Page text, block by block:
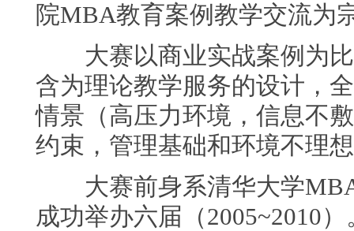
院MBA教育案例教学交流为
大赛以商业实战案例为比
含为理论教学服务的设计，
情景（高压力环境，信息不
约束，管理基础和环境不理
大赛前身系清华大学MBA
成功举办六届（2005~2010